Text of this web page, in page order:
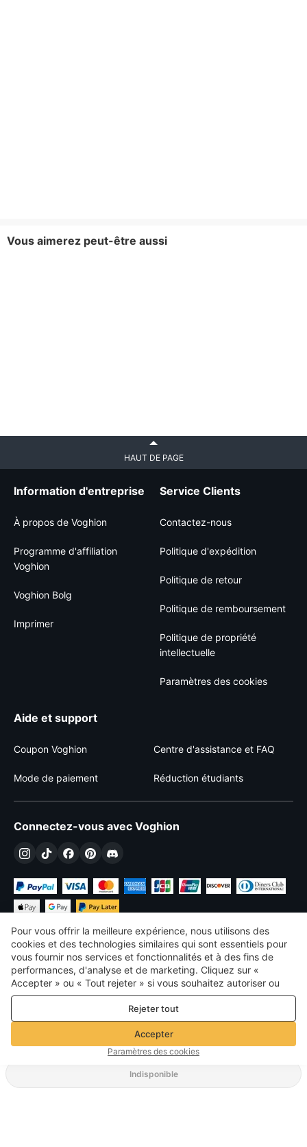
Vous aimerez peut-être aussi
Indisponible
HAUT DE PAGE
Information d'entreprise
À propos de Voghion
Programme d'affiliation
Voghion
Voghion Bolg
Imprimer
Service Clients
Contactez-nous
Politique d'expédition
Politique de retour
Politique de remboursement
Politique de propriété
intellectuelle
Paramètres des cookies
Aide et support
Coupon Voghion Centre d'assistance et FAQ
Mode de paiement Réduction étudiants
Connectez-vous avec Voghion
€ EUR France
©2026 Voghion
termes et conditions
Politique de confidentialité et de cookies
Règles communautaires
Pour vous offrir la meilleure expérience, nous utilisons des
cookies et des technologies similaires qui sont essentiels pour
vous fournir nos services et fonctionnalités et à des fins de
performances, d'analyse et de marketing. Cliquez sur «
Accepter » ou « Tout rejeter » si vous souhaitez autoriser ou
refuser tout. cookies à des fins de performance, d’analyse et
de marketing. Pour plus de détails, consultez notre
confidentialité et de cookies
Rejeter tout
Accepter
Paramètres des cookies